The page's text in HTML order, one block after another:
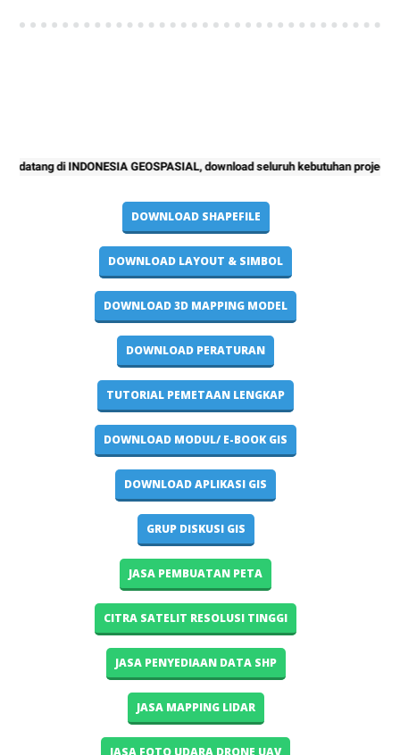
di INDONESIA GEOSPASIAL, download seluruh kebutuhan project
DOWNLOAD SHAPEFILE
DOWNLOAD LAYOUT & SIMBOL
DOWNLOAD 3D MAPPING MODEL
DOWNLOAD PERATURAN
TUTORIAL PEMETAAN LENGKAP
DOWNLOAD MODUL/ E-BOOK GIS
DOWNLOAD APLIKASI GIS
GRUP DISKUSI GIS
JASA PEMBUATAN PETA
CITRA SATELIT RESOLUSI TINGGI
JASA PENYEDIAAN DATA SHP
JASA MAPPING LIDAR